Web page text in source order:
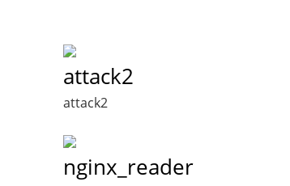
attack2
attack2
nginx_reader